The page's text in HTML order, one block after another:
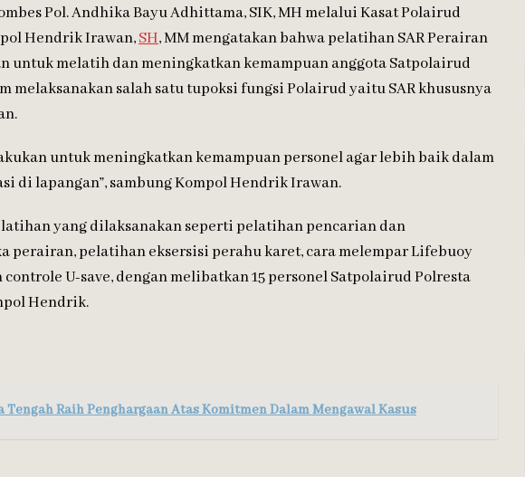
Pol. Andhika Bayu Adhittama, SIK, MH melalui Kasat Polairud
Hendrik Irawan,SH, MM mengatakan bahwa pelatihan SAR Perairan
untuk melatih dan meningkatkan kemampuan anggota Satpolairud
melaksanakan salah satu tupoksi fungsi Polairud yaitu SAR khususnya
untuk meningkatkan kemampuan personel agar lebih baik dalam
di lapangan”, sambung Kompol Hendrik Irawan.
yang dilaksanakan seperti pelatihan pencarian dan
perairan, pelatihan eksersisi perahu karet, cara melempar Lifebuoy
controle U-save, dengan melibatkan 15 personel Satpolairud Polresta
Hendrik.
Tengah Raih Penghargaan Atas Komitmen Dalam Mengawal Kasus